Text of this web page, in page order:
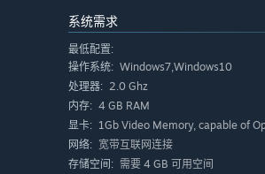
系统需求
最低配置:
操作系统: Windows7,Windows10
处理器: 2.0 Ghz
内存: 4 GB RAM
显卡: 1Gb Video Memory, capable of
网络: 宽带互联网连接
存储空间: 需要 4 GB 可用空间